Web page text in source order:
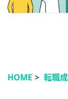
HOME > 転職